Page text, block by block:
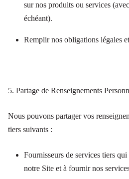
sur nos produits ou services
échéant).
Remplir nos obligations légales
5. Partage de Renseignements
Nous pouvons partager vos
tiers suivants :
Fournisseurs de services tiers
notre Site et à fournir nos